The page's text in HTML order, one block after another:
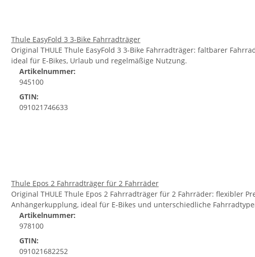
Thule EasyFold 3 3-Bike Fahrradträger
Original THULE Thule EasyFold 3 3-Bike Fahrradträger: faltbarer
ideal für E-Bikes, Urlaub und regelmäßige Nutzung.
Artikelnummer:
945100
GTIN:
091021746633
Thule Epos 2 Fahrradträger für 2 Fahrräder
Original THULE Thule Epos 2 Fahrradträger für 2 Fahrräder: flexibler
Anhängerkupplung, ideal für E-Bikes und unterschiedliche
Artikelnummer:
978100
GTIN:
091021682252